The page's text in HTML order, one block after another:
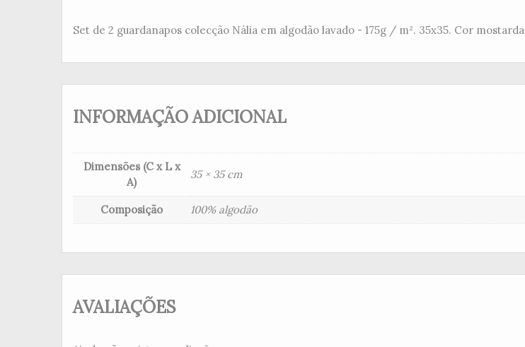
Set de 2 guardanapos colecção Nália em algodão lavado - 175g / m². 35x35. Cor mostarda
INFORMAÇÃO ADICIONAL
Dimensões (C x L x
A)
35 × 35 cm
Composição 100% algodão
AVALIAÇÕES